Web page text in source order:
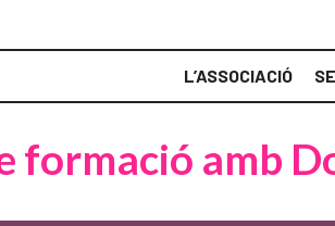
L’ASSOCIACIÓ
formació amb